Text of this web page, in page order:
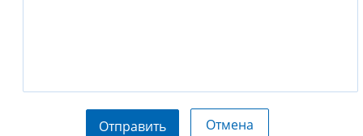
Отправить Отмена